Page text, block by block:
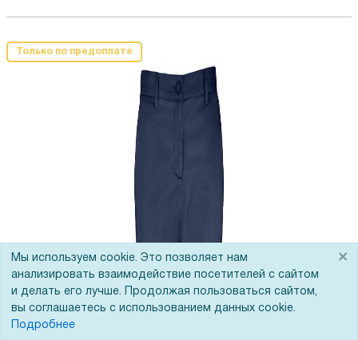
Только по предоплате
Мы используем cookie. Это позволяет нам
анализировать взаимодействие посетителей с сайтом
и делать его лучше. Продолжая пользоваться сайтом,
вы соглашаетесь с использованием данных cookie.
Подробнее
×